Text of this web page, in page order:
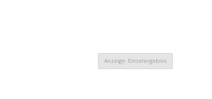
Anzeige: Einzelergebnis